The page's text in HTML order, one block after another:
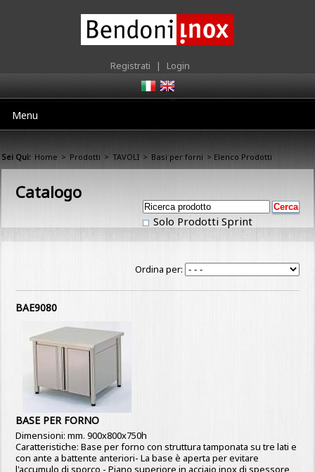
Registrati | Login
Menu
Sei Qui: Home > Prodotti > TAVOLI > Basi per forni > Elenco Prodotti
Catalogo
Solo Prodotti Sprint
Ordina per:
BAE9080
BASE PER FORNO
Dimensioni: mm. 900x800x750h
Caratteristiche: Base per forno con struttura tamponata su tre lati e
con ante a battente anteriori- La base è aperta per evitare
l'accumulo di sporco - Piano superiore in acciaio inox di spessore